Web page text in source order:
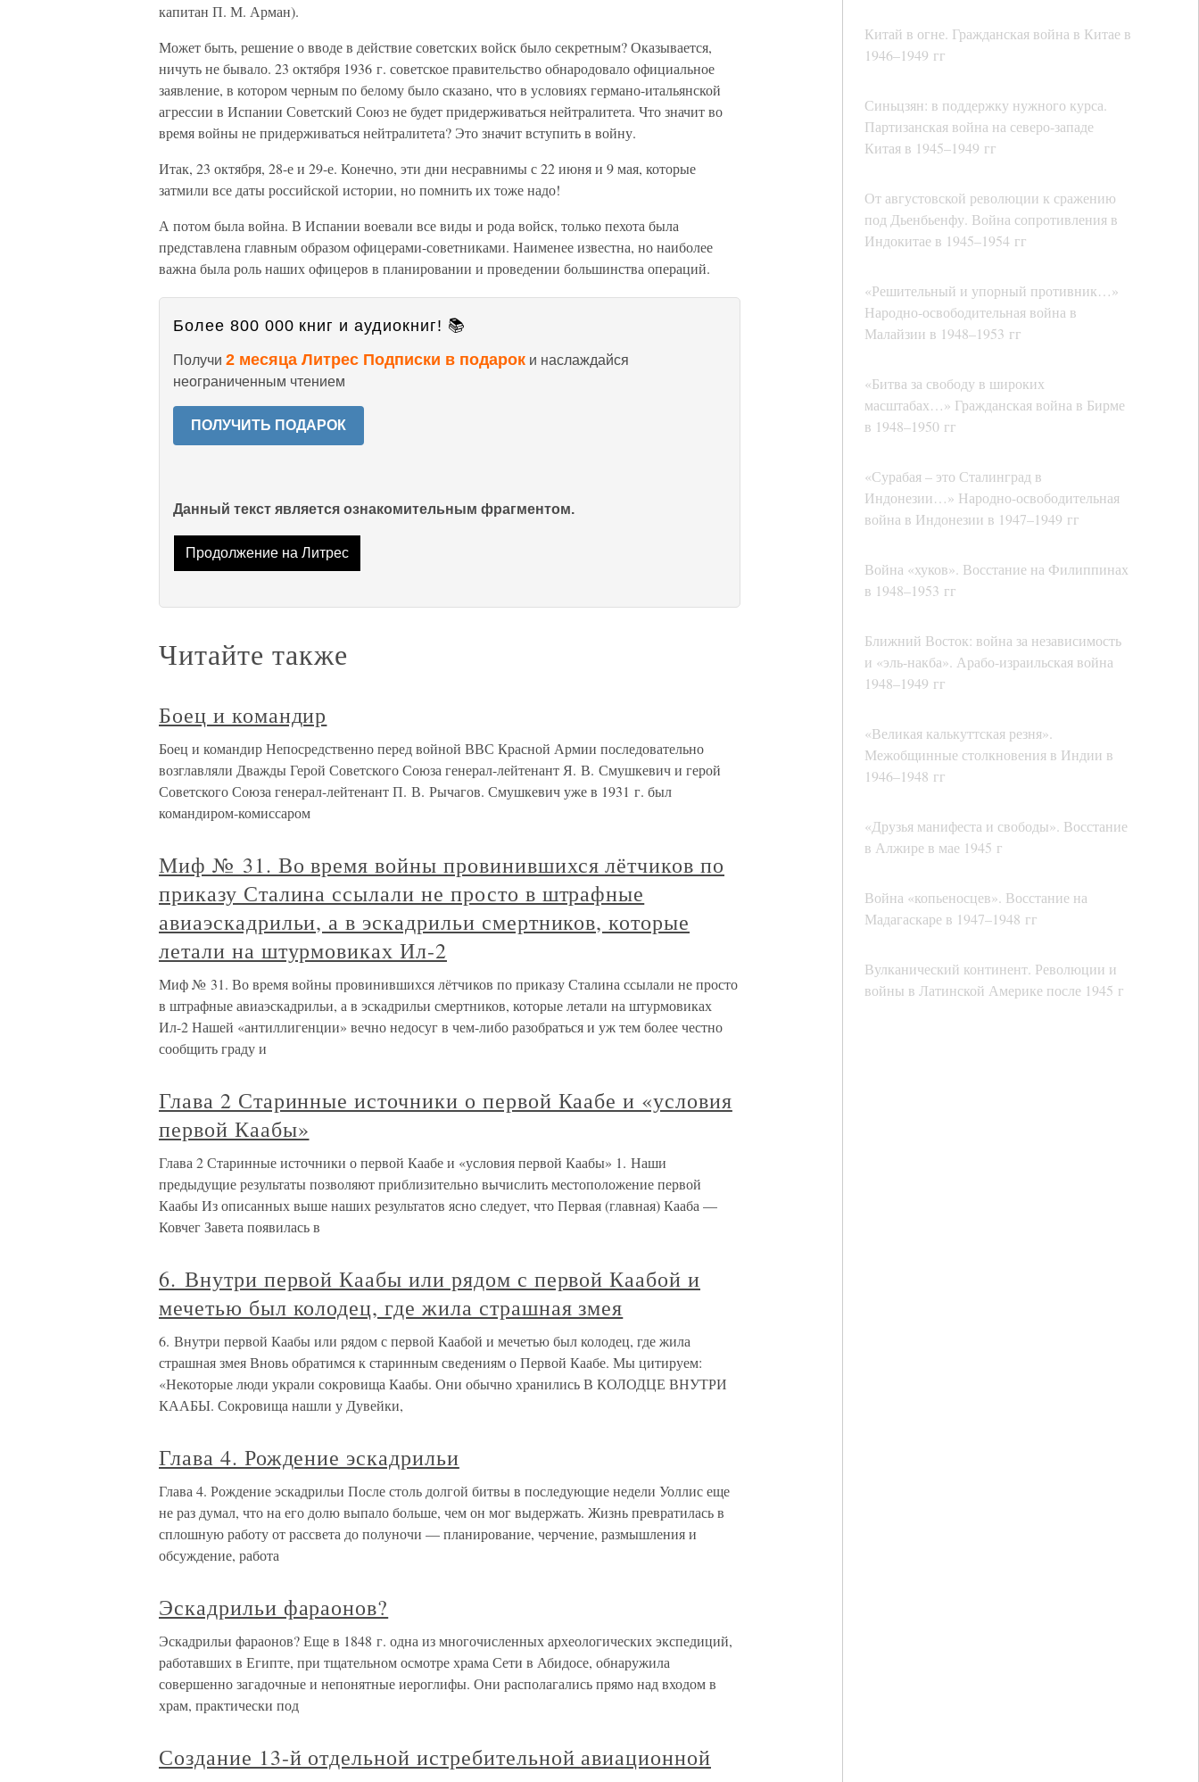
Китай в огне. Гражданская война в Китае в
1946–1949 гг
Синьцзян: в поддержку нужного курса.
Партизанская война на северо-западе
Китая в 1945–1949 гг
От августовской революции к сражению
под Дьенбьенфу. Война сопротивления в
Индокитае в 1945–1954 гг
«Решительный и упорный противник…»
Народно-освободительная война в
Малайзии в 1948–1953 гг
«Битва за свободу в широких
масштабах…» Гражданская война в Бирме
в 1948–1950 гг
«Сурабая – это Сталинград в
Индонезии…» Народно-освободительная
война в Индонезии в 1947–1949 гг
Война «хуков». Восстание на Филиппинах
в 1948–1953 гг
Ближний Восток: война за независимость
и «эль-накба». Арабо-израильская война
1948–1949 гг
«Великая калькуттская резня».
Межобщинные столкновения в Индии в
1946–1948 гг
«Друзья манифеста и свободы». Восстание
в Алжире в мае 1945 г
Война «копьеносцев». Восстание на
Мадагаскаре в 1947–1948 гг
Вулканический континент. Революции и
войны в Латинской Америке после 1945 г
капитан П. М. Арман).
Может быть, решение о вводе в действие советских войск было секретным? Оказывается,
ничуть не бывало. 23 октября 1936 г. советское правительство обнародовало официальное
заявление, в котором черным по белому было сказано, что в условиях германо-итальянской
агрессии в Испании Советский Союз не будет придерживаться нейтралитета. Что значит во
время войны не придерживаться нейтралитета? Это значит вступить в войну.
Итак, 23 октября, 28-е и 29-е. Конечно, эти дни несравнимы с 22 июня и 9 мая, которые
затмили все даты российской истории, но помнить их тоже надо!
А потом была война. В Испании воевали все виды и рода войск, только пехота была
представлена главным образом офицерами-советниками. Наименее известна, но наиболее
важна была роль наших офицеров в планировании и проведении большинства операций.
Более 800 000 книг и аудиокниг! 📚
Получи 2 месяца Литрес Подписки в подарок и наслаждайся
неограниченным чтением
ПОЛУЧИТЬ ПОДАРОК
Данный текст является ознакомительным фрагментом.
Продолжение на Литрес
Читайте также
Боец и командир
Боец и командир Непосредственно перед войной ВВС Красной Армии последовательно
возглавляли Дважды Герой Советского Союза генерал-лейтенант Я. В. Смушкевич и герой
Советского Союза генерал-лейтенант П. В. Рычагов. Смушкевич уже в 1931 г. был
командиром-комиссаром
Миф № 31. Во время войны провинившихся лётчиков по
приказу Сталина ссылали не просто в штрафные
авиаэскадрильи, а в эскадрильи смертников, которые
летали на штурмовиках Ил-2
Миф № 31. Во время войны провинившихся лётчиков по приказу Сталина ссылали не просто
в штрафные авиаэскадрильи, а в эскадрильи смертников, которые летали на штурмовиках
Ил-2 Нашей «антиллигенции» вечно недосуг в чем-либо разобраться и уж тем более честно
сообщить граду и
Глава 2 Старинные источники о первой Каабе и «условия
первой Каабы»
Глава 2 Старинные источники о первой Каабе и «условия первой Каабы» 1. Наши
предыдущие результаты позволяют приблизительно вычислить местоположение первой
Каабы Из описанных выше наших результатов ясно следует, что Первая (главная) Кааба —
Ковчег Завета появилась в
6. Внутри первой Каабы или рядом с первой Каабой и
мечетью был колодец, где жила страшная змея
6. Внутри первой Каабы или рядом с первой Каабой и мечетью был колодец, где жила
страшная змея Вновь обратимся к старинным сведениям о Первой Каабе. Мы цитируем:
«Некоторые люди украли сокровища Каабы. Они обычно хранились В КОЛОДЦЕ ВНУТРИ
КААБЫ. Сокровища нашли у Дувейки,
Глава 4. Рождение эскадрильи
Глава 4. Рождение эскадрильи После столь долгой битвы в последующие недели Уоллис еще
не раз думал, что на его долю выпало больше, чем он мог выдержать. Жизнь превратилась в
сплошную работу от рассвета до полуночи — планирование, черчение, размышления и
обсуждение, работа
Эскадрильи фараонов?
Эскадрильи фараонов? Еще в 1848 г. одна из многочисленных археологических экспедиций,
работавших в Египте, при тщательном осмотре храма Сети в Абидосе, обнаружила
совершенно загадочные и непонятные иероглифы. Они располагались прямо над входом в
храм, практически под
Создание 13-й отдельной истребительной авиационной